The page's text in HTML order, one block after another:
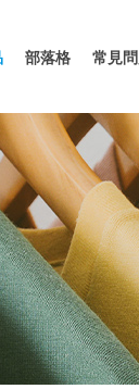
部落格 常見